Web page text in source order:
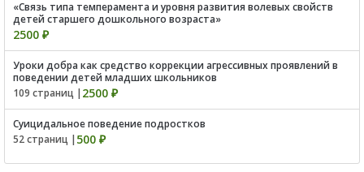
«Связь типа темперамента и уровня развития волевых свойств
детей старшего дошкольного возраста»
2500 ₽
Уроки добра как средство коррекции агрессивных проявлений в
поведении детей младших школьников
109 страниц | 2500 ₽
Суицидальное поведение подростков
52 страниц | 500 ₽